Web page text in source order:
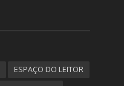
ESPAÇO DO LEITOR